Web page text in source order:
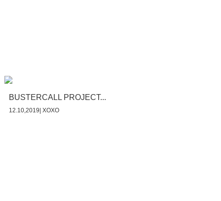
BUSTERCALL PROJECT...
12.10,2019| XOXO